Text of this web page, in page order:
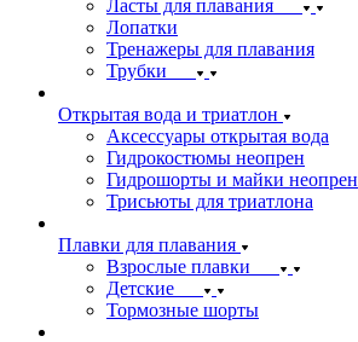
Ласты для плавания
Лопатки
Тренажеры для плавания
Трубки
Открытая вода и триатлон
Аксессуары открытая вода
Гидрокостюмы неопрен
Гидрошорты и майки неопрен
Трисьюты для триатлона
Плавки для плавания
Взрослые плавки
Детские
Тормозные шорты